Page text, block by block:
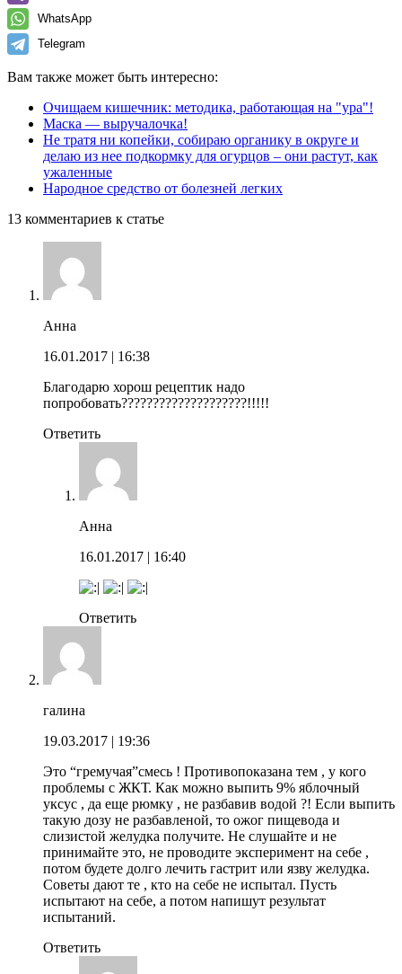
WhatsApp
Telegram
Вам также может быть интересно:
Очищаем кишечник: методика, работающая на "ура"!
Маска — выручалочка!
Не тратя ни копейки, собираю органику в округе и
делаю из нее подкормку для огурцов – они растут, как
ужаленные
Народное средство от болезней легких
13 комментариев к статье
Анна
16.01.2017 | 16:38
Благодарю хорош рецептик надо
попробовать????????????????????!!!!!
Ответить
Анна
16.01.2017 | 16:40
Ответить
галина
19.03.2017 | 19:36
Это “гремучая”смесь ! Противопоказана тем , у кого
проблемы с ЖКТ. Как можно выпить 9% яблочный
уксус , да еще рюмку , не разбавив водой ?! Если выпить
такую дозу не разбавленой, то ожог пищевода и
слизистой желудка получите. Не слушайте и не
принимайте это, не проводите эксперимент на себе ,
потом будете долго лечить гастрит или язву желудка.
Советы дают те , кто на себе не испытал. Пусть
испытают на себе, а потом напишут результат
испытаний.
Ответить